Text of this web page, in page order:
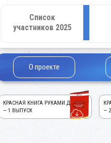
Список
участников 2025
О проекте
КРАСНАЯ КНИГА РУКАМИ ДЕТЕЙ!
— 1 ВЫПУСК
—